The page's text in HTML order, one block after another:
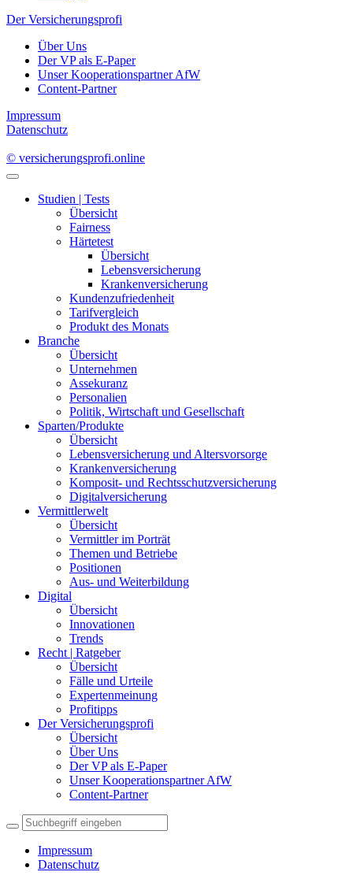
Der Versicherungsprofi
Über Uns
Der VP als E-Paper
Unser Kooperationspartner AfW
Content-Partner
Impressum
Datenschutz
© versicherungsprofi.online
Studien | Tests
Übersicht
Fairness
Härtetest
Übersicht
Lebensversicherung
Krankenversicherung
Kundenzufriedenheit
Tarifvergleich
Produkt des Monats
Branche
Übersicht
Unternehmen
Assekuranz
Personalien
Politik, Wirtschaft und Gesellschaft
Sparten/Produkte
Übersicht
Lebensversicherung und Altersvorsorge
Krankenversicherung
Komposit- und Rechtsschutzversicherung
Digitalversicherung
Vermittlerwelt
Übersicht
Vermittler im Porträt
Themen und Betriebe
Positionen
Aus- und Weiterbildung
Digital
Übersicht
Innovationen
Trends
Recht | Ratgeber
Übersicht
Fälle und Urteile
Expertenmeinung
Profitipps
Der Versicherungsprofi
Übersicht
Über Uns
Der VP als E-Paper
Unser Kooperationspartner AfW
Content-Partner
Impressum
Datenschutz